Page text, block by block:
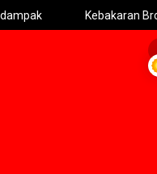
Kebakaran Bromo